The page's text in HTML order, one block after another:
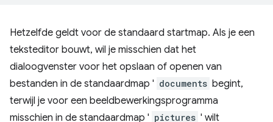
Hetzelfde geldt voor de standaard startmap. Als je een
teksteditor bouwt, wil je misschien dat het
dialoogvenster voor het opslaan of openen van
bestanden in de standaardmap ' documents begint,
terwijl je voor een beeldbewerkingsprogramma
misschien in de standaardmap ' pictures ' wilt